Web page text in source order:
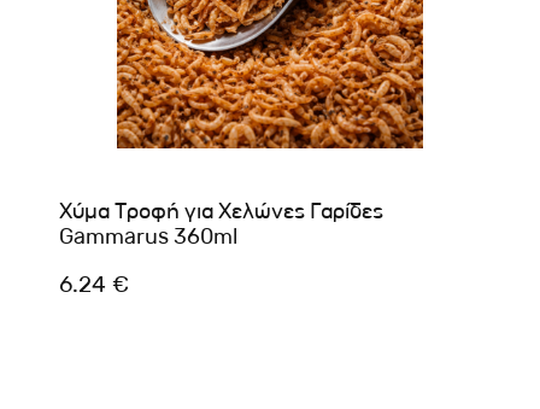
Χύμα Τροφή για Χελώνες Γαρίδες
Gammarus 360ml
6.24 €